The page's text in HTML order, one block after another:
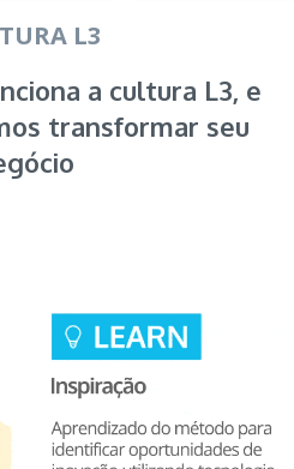
L3
a cultura L3, e
transformar seu